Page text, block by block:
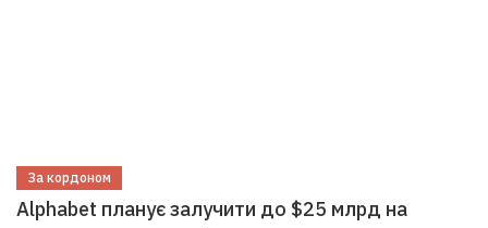
За кордоном
Alphabet планує залучити до $25 млрд на